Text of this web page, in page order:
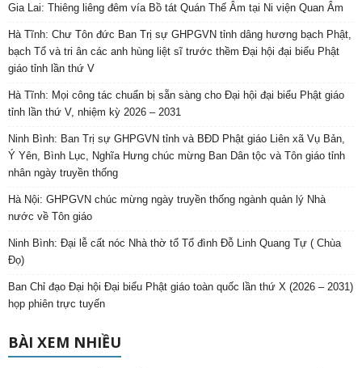
Gia Lai: Thiêng liêng đêm vía Bồ tát Quán Thế Âm tại Ni viện Quan Âm
Hà Tĩnh: Chư Tôn đức Ban Trị sự GHPGVN tỉnh dâng hương bạch Phật,
bạch Tổ và tri ân các anh hùng liệt sĩ trước thềm Đại hội đại biểu Phật
giáo tỉnh lần thứ V
Hà Tĩnh: Mọi công tác chuẩn bị sẵn sàng cho Đại hội đại biểu Phật giáo
tỉnh lần thứ V, nhiệm kỳ 2026 – 2031
Ninh Bình: Ban Trị sự GHPGVN tỉnh và BĐD Phật giáo Liên xã Vụ Bản,
Ý Yên, Bình Lục, Nghĩa Hưng chúc mừng Ban Dân tộc và Tôn giáo tỉnh
nhân ngày truyền thống
Hà Nội: GHPGVN chúc mừng ngày truyền thống ngành quản lý Nhà
nước về Tôn giáo
Ninh Bình: Đại lễ cất nóc Nhà thờ tổ Tổ đình Đỗ Linh Quang Tự ( Chùa
Đọ)
Ban Chỉ đạo Đại hội Đại biểu Phật giáo toàn quốc lần thứ X (2026 – 2031)
họp phiên trực tuyến
BÀI XEM NHIỀU